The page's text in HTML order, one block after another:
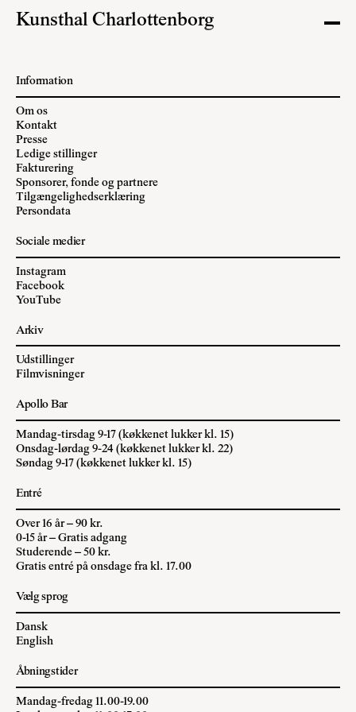
Kunsthal Charlottenborg
Information
Om os
Kontakt
Presse
Ledige stillinger
Fakturering
Sponsorer, fonde og partnere
Tilgængelighedserklæring
Persondata
Sociale medier
Instagram
Facebook
YouTube
Arkiv
Udstillinger
Filmvisninger
Apollo Bar
Mandag-tirsdag 9-17 (køkkenet lukker kl. 15)
Onsdag-lørdag 9-24 (køkkenet lukker kl. 22)
Søndag 9-17 (køkkenet lukker kl. 15)
Entré
Over 16 år – 90 kr.
0-15 år – Gratis adgang
Studerende – 50 kr.
Gratis entré på onsdage fra kl. 17.00
Vælg sprog
Dansk
English
Åbningstider
Mandag-fredag 11.00-19.00